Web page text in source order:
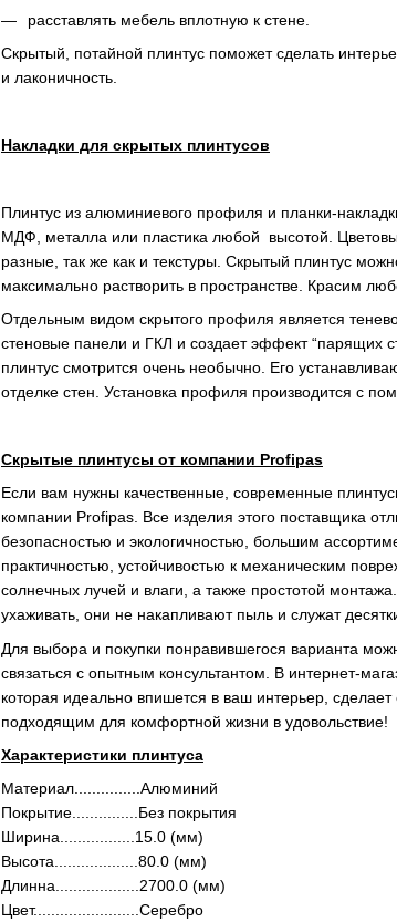
расставлять мебель вплотную к стене.
Скрытый, потайной плинтус поможет сделать
и лаконичность.
Накладки для скрытых плинтусов
Плинтус из алюминиевого профиля и планки-
МДФ, металла или пластика любой высотой.
разные, так же как и текстуры. Скрытый плинтус
максимально растворить в пространстве. Красим
Отдельным видом скрытого профиля является
стеновые панели и ГКЛ и создает эффект “парящих
плинтус смотрится очень необычно. Его
отделке стен. Установка профиля производится с
Скрытые плинтусы от компании Profipas
Если вам нужны качественные, современные
компании Profipas. Все изделия этого поставщика
безопасностью и экологичностью, большим
практичностью, устойчивостью к механическим
солнечных лучей и влаги, а также простотой
ухаживать, они не накапливают пыль и служат
Для выбора и покупки понравившегося варианта
связаться с опытным консультантом. В интернет-
которая идеально впишется в ваш интерьер,
подходящим для комфортной жизни в удовольствие!
Характеристики плинтуса
Материал...............Алюминий
Покрытие...............Без покрытия
Ширина.................15.0 (мм)
Высота...................80.0 (мм)
Длинна...................2700.0 (мм)
Цвет........................Серебро